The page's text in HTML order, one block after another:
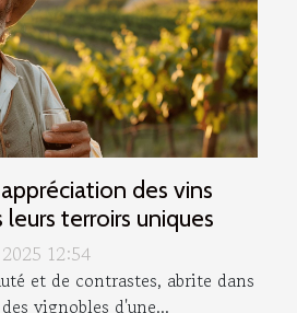
des vins
leurs terroirs uniques
12:54
et de contrastes, abrite dans
vignobles d'une...